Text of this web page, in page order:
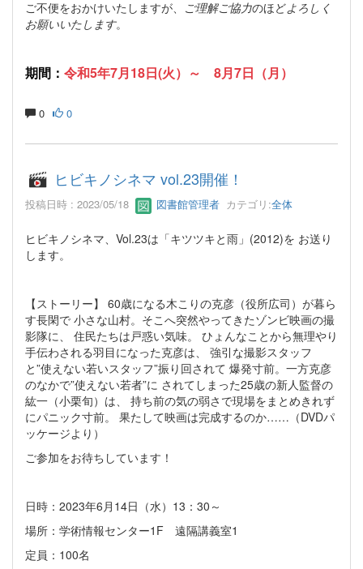
ご不便をおかけいたしますが、 ご理解ご協力のほどよろしく
お願いいたします。
期間： 令和5年7月18日(火）～ 8月7日（月）
0 0
ヒビキノシネマ vol.23開催！
投稿日時 : 2023/05/18 図書館管理者 カテゴリ:全体
ヒビキノシネマ、Vol.23は「キツツキと雨」(2012)を お送り
します。
【ストーリー】 60歳になる木こりの克彦（役所広司）が暮ら
す長閑で 小さな山村。そこへ突然やってきたゾンビ映画の撮
影隊に、 住民たちは戸惑い気味。 ひょんなことから無理やり
手伝わされる羽目になった克彦は、 強引な撮影スタッフ
と”使えない若いスタッフ”振り回されて 爆発寸前。一方克彦
のなかで”使えない若者”に されてしまった25歳の新人監督の
紘一（小栗旬）は、 持ち前の気の弱さで現場をまとめきれず
にパニック寸前。 果たして映画は完成するのか……（DVDパ
ッケージより）
ご参加をお待ちしています！
日時：2023年6月14日（水）13：30～
場所：学術情報センター1F 遠隔講義室1
定員：100名